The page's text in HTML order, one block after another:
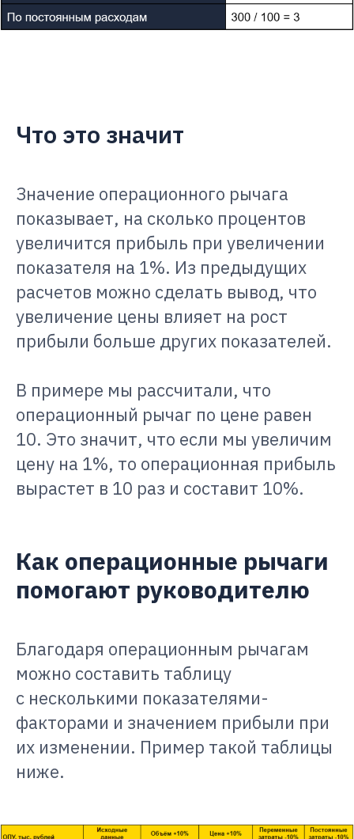
Что это значит
Значение операционного рычага
показывает, на сколько процентов
увеличится прибыль при увеличении
показателя на 1%. Из предыдущих
расчетов можно сделать вывод, что
увеличение цены влияет на рост
прибыли больше других показателей.
В примере мы рассчитали, что
операционный рычаг по цене равен
10. Это значит, что если мы увеличим
цену на 1%, то операционная прибыль
вырастет в 10 раз и составит 10%.
Как операционные рычаги
помогают руководителю
Благодаря операционным рычагам
можно составить таблицу
с несколькими показателями-
факторами и значением прибыли при
их изменении. Пример такой таблицы
ниже.